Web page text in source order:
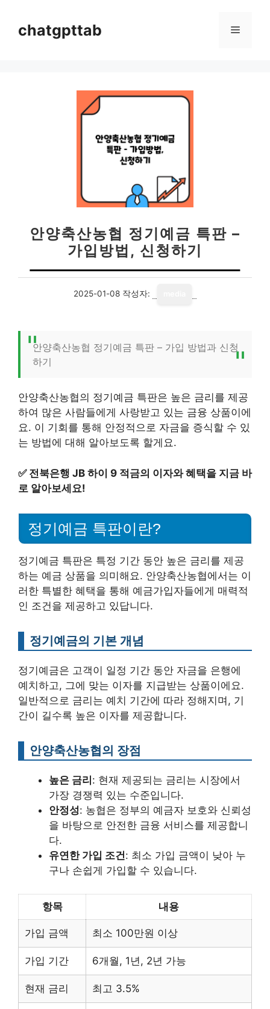
chatgpttab 메
안양축산농협 정기예금 특판 –
가입방법, 신청하기
2025-01-08 작성자:
안양축산농협 정기예금 특판 – 가입 방법과 신청
하기
안양축산농협의 정기예금 특판은 높은 금리를 제공
하여 많은 사람들에게 사랑받고 있는 금융 상품이에
요. 이 기회를 통해 안정적으로 자금을 증식할 수 있
는 방법에 대해 알아보도록 할게요.
✅ 전북은행 JB 하이 9 적금의 이자와 혜택을 지금 바
로 알아보세요!
정기예금 특판이란?
정기예금 특판은 특정 기간 동안 높은 금리를 제공
하는 예금 상품을 의미해요. 안양축산농협에서는 이
러한 특별한 혜택을 통해 예금가입자들에게 매력적
인 조건을 제공하고 있답니다.
정기예금의 기본 개념
정기예금은 고객이 일정 기간 동안 자금을 은행에
예치하고, 그에 맞는 이자를 지급받는 상품이에요.
일반적으로 금리는 예치 기간에 따라 정해지며, 기
간이 길수록 높은 이자를 제공합니다.
안양축산농협의 장점
높은 금리 : 현재 제공되는 금리는 시장에서
가장 경쟁력 있는 수준입니다.
안정성: 농협은 정부의 예금자 보호와 신뢰성
을 바탕으로 안전한 금융 서비스를 제공합니
다.
유연한 가입 조건: 최소 가입 금액이 낮아 누
구나 손쉽게 가입할 수 있습니다.
항목 내용
가입 금액 최소 100만원 이상
가입 기간 6개월, 1년, 2년 가능
현재 금리 최고 3.5%